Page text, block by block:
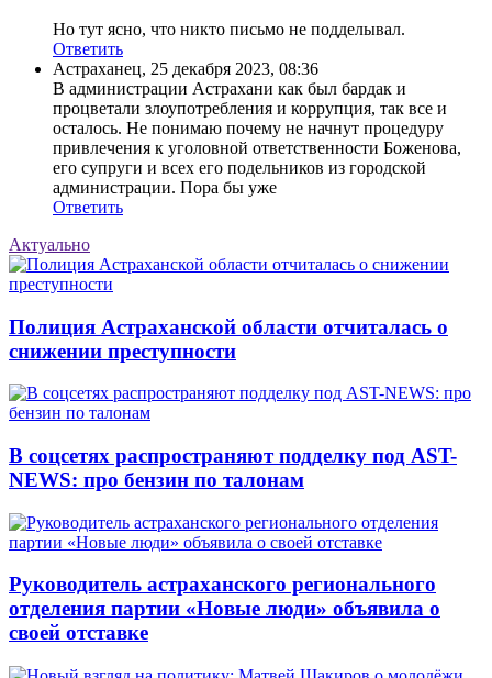
Но тут ясно, что никто письмо не подделывал.
Ответить
Астраханец, 25 декабря 2023, 08:36
В администрации Астрахани как был бардак и
процветали злоупотребления и коррупция, так все и
осталось. Не понимаю почему не начнут процедуру
привлечения к уголовной ответственности Боженова,
его супруги и всех его подельников из городской
администрации. Пора бы уже
Ответить
Актуально
Полиция Астраханской области отчиталась о
снижении преступности
В соцсетях распространяют подделку под AST-
NEWS: про бензин по талонам
Руководитель астраханского регионального
отделения партии «Новые люди» объявила о
своей отставке